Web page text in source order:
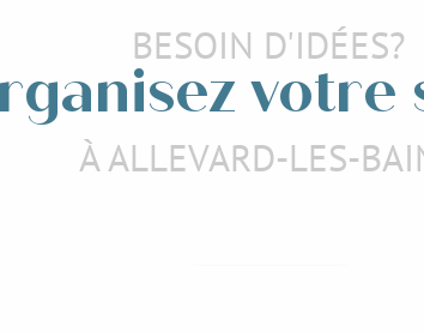
BESOIN D'IDÉES?
votre
À ALLEVARD-LES-